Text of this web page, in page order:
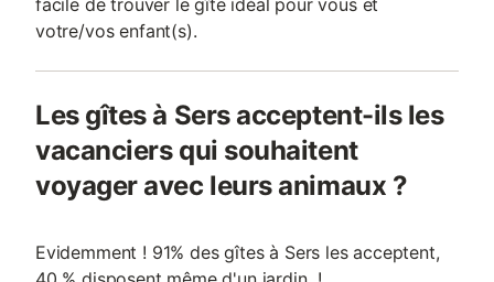
facile de trouver le gîte idéal pour vous et
votre/vos enfant(s).
Les gîtes à Sers acceptent-ils les
vacanciers qui souhaitent
voyager avec leurs animaux ?
Evidemment ! 91% des gîtes à Sers les acceptent,